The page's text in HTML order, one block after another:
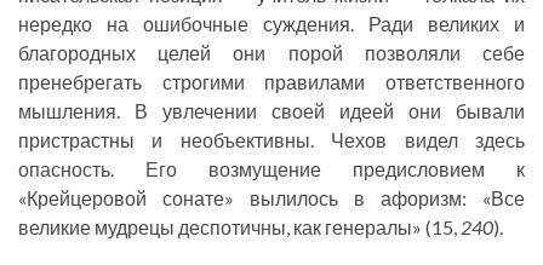
нередко на ошибочные суждения. Ради великих и
благородных целей они порой позволяли себе
пренебрегать строгими правилами ответственного
мышления. В увлечении своей идеей они бывали
пристрастны и необъективны. Чехов видел здесь
опасность. Его возмущение предисловием к
«Крейцеровой сонате» вылилось в афоризм: «Все
великие мудрецы деспотичны, как генералы» (15, 240).